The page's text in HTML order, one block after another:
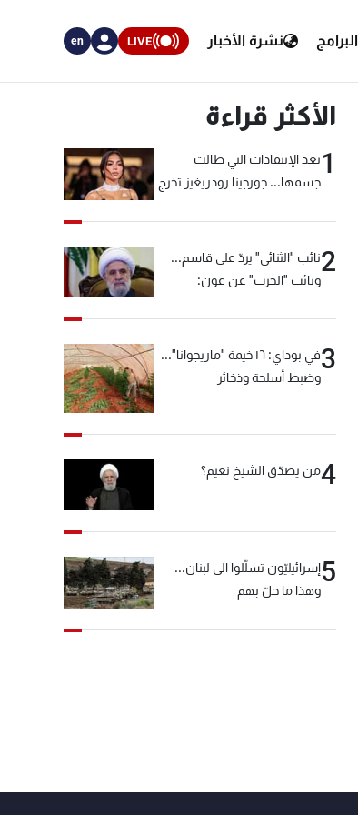
البرامج نشرة الأخبار LIVE
en
الأكثر قراءة
1بعد الإنتقادات التي طالت
جسمها... جورجينا رودريغيز تخرج
2نائب "الثنائي" يردّ على قاسم...
ونائب "الحزب" عن عون:
3
في بوداي: ١٦ خيمة "ماريجوانا"...
وضبط أسلحة وذخائر
4من يصدّق الشيخ نعيم؟
5إسرائيليّون تسلّلوا الى لبنان...
وهذا ما حلّ بهم